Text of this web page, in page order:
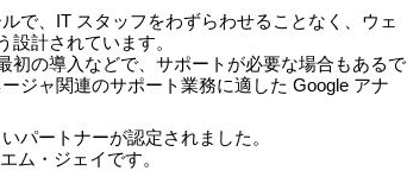
で、IT スタッフをわずらわせることなく、ウェ
計されています。
初の導入などで、サポートが必要な場合もあるで
ジャ関連のサポート業務に適した Google アナ
パートナーが認定されました。
ム・ジェイです。